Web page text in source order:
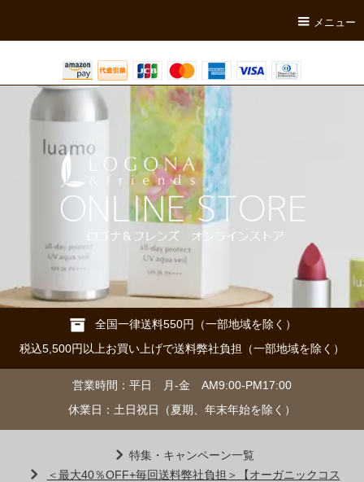
メニュー
全国一律送料550円（一部地域を除く）
税込5,500円以上お買い上げで送料弊社負担（一部地域を除く）
営業時間：平日 月-金 AM9:00-PM17:00
休業日：土日祝日（夏期、年末年始を除く）
特集・キャンペーン一覧
＜最大40％OFF+毎回送料弊社負担＞【オーガニックコス